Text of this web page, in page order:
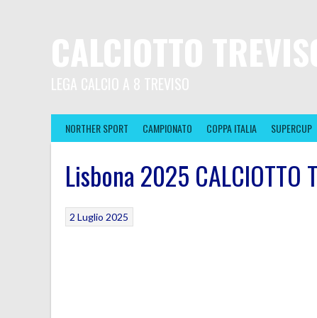
NORTHER SPORT CAMPIONATO COPPA ITALIA SUPERCUP
Lisbona 2025 CALCIOTTO
2 Luglio 2025